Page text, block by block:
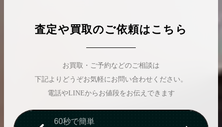
査定や買取のご依頼はこちら
お買取・ご予約などのご相談は
下記よりどうぞお気軽にお問い合わせください。
電話やLINEからお値段をお伝えできます
60秒で簡単